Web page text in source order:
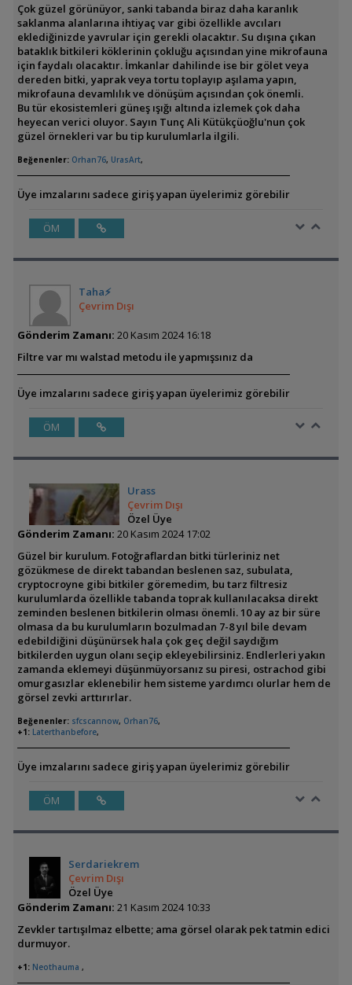
Çok güzel görünüyor, sanki tabanda biraz daha karanlık
saklanma alanlarına ihtiyaç var gibi özellikle avcıları
eklediğinizde yavrular için gerekli olacaktır. Su dışına çıkan
bataklık bitkileri köklerinin çokluğu açısından yine mikrofauna
için faydalı olacaktır. İmkanlar dahilinde ise bir gölet veya
dereden bitki, yaprak veya tortu toplayıp aşılama yapın,
mikrofauna devamlılık ve dönüşüm açısından çok önemli.
Bu tür ekosistemleri güneş ışığı altında izlemek çok daha
heyecan verici oluyor. Sayın Tunç Ali Kütükçüoğlu'nun çok
güzel örnekleri var bu tip kurulumlarla ilgili.
Beğenenler: Orhan76, UrasArt,
Üye imzalarını sadece giriş yapan üyelerimiz görebilir
ÖM
Taha⚡
Çevrim Dışı
Gönderim Zamanı: 20 Kasım 2024 16:18
Filtre var mı walstad metodu ile yapmışsınız da
Üye imzalarını sadece giriş yapan üyelerimiz görebilir
ÖM
Urass
Çevrim Dışı
Özel Üye
Gönderim Zamanı: 20 Kasım 2024 17:02
Güzel bir kurulum. Fotoğraflardan bitki türleriniz net
gözükmese de direkt tabandan beslenen saz, subulata,
cryptocroyne gibi bitkiler göremedim, bu tarz filtresiz
kurulumlarda özellikle tabanda toprak kullanılacaksa direkt
zeminden beslenen bitkilerin olması önemli. 10 ay az bir süre
olmasa da bu kurulumların bozulmadan 7-8 yıl bile devam
edebildiğini düşünürsek hala çok geç değil saydığım
bitkilerden uygun olanı seçip ekleyebilirsiniz. Endlerleri yakın
zamanda eklemeyi düşünmüyorsanız su piresi, ostrachod gibi
omurgasızlar eklenebilir hem sisteme yardımcı olurlar hem de
görsel zevki arttırırlar.
Beğenenler: sfcscannow, Orhan76,
+1: Laterthanbefore,
Üye imzalarını sadece giriş yapan üyelerimiz görebilir
ÖM
Serdariekrem
Çevrim Dışı
Özel Üye
Gönderim Zamanı: 21 Kasım 2024 10:33
Zevkler tartışılmaz elbette; ama görsel olarak pek tatmin edici
durmuyor.
+1: Neothauma ,